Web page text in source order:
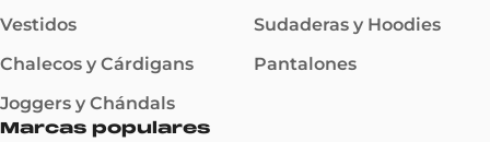
Vestidos
Chalecos y Cárdigans
Joggers y Chándals
Sudaderas y Hoodies
Pantalones
Marcas populares